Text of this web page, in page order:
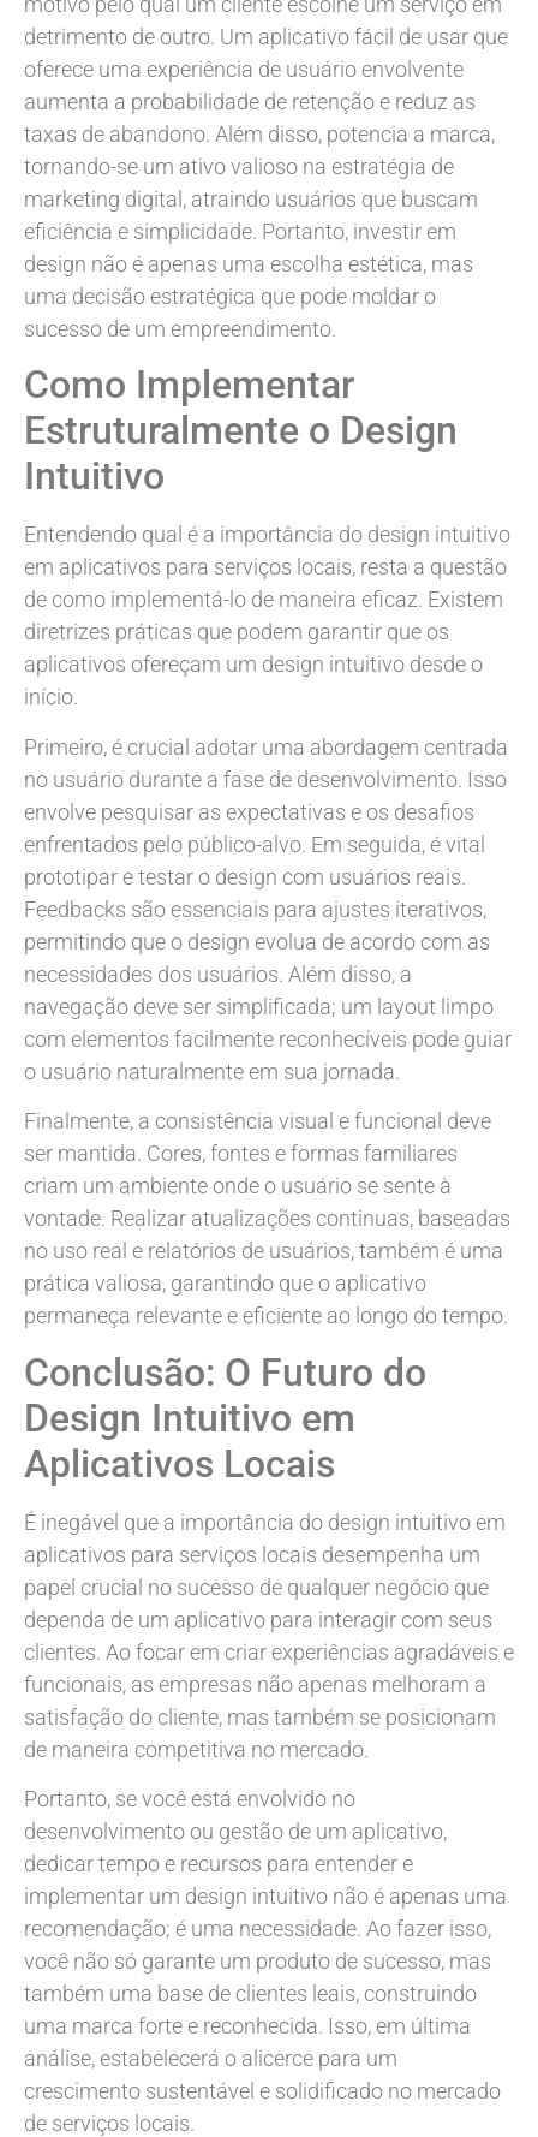
detrimento de outro. Um aplicativo fácil de usar que
oferece uma experiência de usuário envolvente
aumenta a probabilidade de retenção e reduz as
taxas de abandono. Além disso, potencia a marca,
tornando-se um ativo valioso na estratégia de
marketing digital, atraindo usuários que buscam
eficiência e simplicidade. Portanto, investir em
design não é apenas uma escolha estética, mas
uma decisão estratégica que pode moldar o
sucesso de um empreendimento.
Como Implementar
Estruturalmente o Design
Intuitivo
Entendendo qual é a importância do design intuitivo
em aplicativos para serviços locais, resta a questão
de como implementá-lo de maneira eficaz. Existem
diretrizes práticas que podem garantir que os
aplicativos ofereçam um design intuitivo desde o
início.
Primeiro, é crucial adotar uma abordagem centrada
no usuário durante a fase de desenvolvimento. Isso
envolve pesquisar as expectativas e os desafios
enfrentados pelo público-alvo. Em seguida, é vital
prototipar e testar o design com usuários reais.
Feedbacks são essenciais para ajustes iterativos,
permitindo que o design evolua de acordo com as
necessidades dos usuários. Além disso, a
navegação deve ser simplificada; um layout limpo
com elementos facilmente reconhecíveis pode guiar
o usuário naturalmente em sua jornada.
Finalmente, a consistência visual e funcional deve
ser mantida. Cores, fontes e formas familiares
criam um ambiente onde o usuário se sente à
vontade. Realizar atualizações continuas, baseadas
no uso real e relatórios de usuários, também é uma
prática valiosa, garantindo que o aplicativo
permaneça relevante e eficiente ao longo do tempo.
Conclusão: O Futuro do
Design Intuitivo em
Aplicativos Locais
É inegável que a importância do design intuitivo em
aplicativos para serviços locais desempenha um
papel crucial no sucesso de qualquer negócio que
dependa de um aplicativo para interagir com seus
clientes. Ao focar em criar experiências agradáveis e
funcionais, as empresas não apenas melhoram a
satisfação do cliente, mas também se posicionam
de maneira competitiva no mercado.
Portanto, se você está envolvido no
desenvolvimento ou gestão de um aplicativo,
dedicar tempo e recursos para entender e
implementar um design intuitivo não é apenas uma
recomendação; é uma necessidade. Ao fazer isso,
você não só garante um produto de sucesso, mas
também uma base de clientes leais, construindo
uma marca forte e reconhecida. Isso, em última
análise, estabelecerá o alicerce para um
crescimento sustentável e solidificado no mercado
de serviços locais.